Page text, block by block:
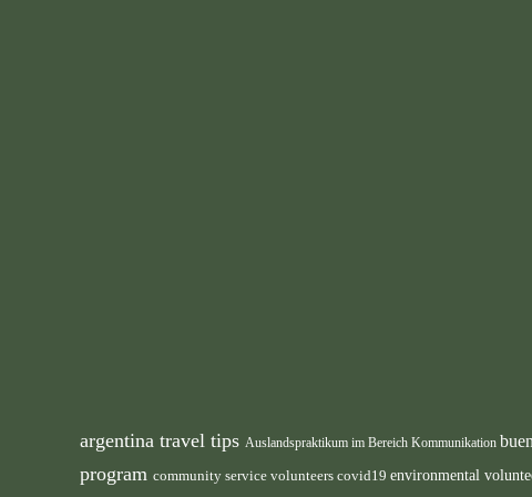
argentina travel tips Auslandspraktikum im Bereich Kommunikation
program community service volunteers covid19 environmental